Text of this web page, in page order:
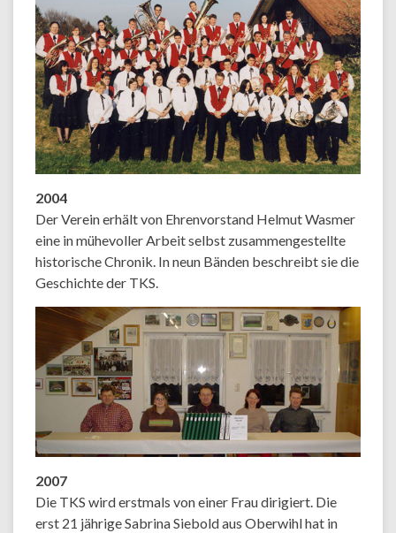
2004
Der Verein erhält von Ehrenvorstand Helmut Wasmer
eine in mühevoller Arbeit selbst zusammengestellte
historische Chronik. In neun Bänden beschreibt sie die
Geschichte der TKS.
2007
Die TKS wird erstmals von einer Frau dirigiert. Die
erst 21 jährige Sabrina Siebold aus Oberwihl hat in